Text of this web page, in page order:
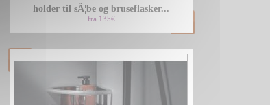
holder til sÃ¦be og bruseflasker...
fra 135€